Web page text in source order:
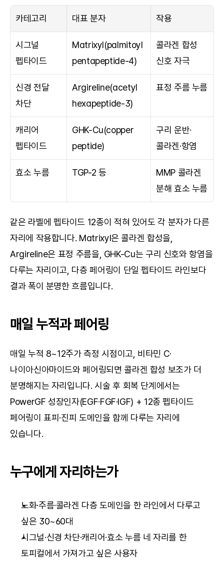
카테고리 대표 분자 작용
시그널
펩타이드
Matrixyl(palmitoyl
pentapeptide-4)
콜라겐 합성
신호 자극
신경 전달
차단
Argireline(acetyl
hexapeptide-3)
표정 주름 누름
캐리어
펩타이드
GHK-Cu(copper
peptide)
구리 운반·
콜라겐·항염
효소 누름 TGP-2 등
MMP 콜라겐
분해 효소 누름
같은 라벨에 펩타이드 12종이 적혀 있어도 각 분자가 다른
자리에 작용합니다. Matrixyl은 콜라겐 합성을,
Argireline은 표정 주름을, GHK-Cu는 구리 신호와 항염을
다루는 자리이고, 다층 페어링이 단일 펩타이드 라인보다
결과 폭이 분명한 흐름입니다.
매일 누적과 페어링
매일 누적 8~12주가 측정 시점이고, 비타민 C·
나이아신아마이드와 페어링되면 콜라겐 합성 보조가 더
분명해지는 자리입니다. 시술 후 회복 단계에서는
PowerGF 성장인자(EGF·FGF·IGF) + 12종 펩타이드
페어링이 표피·진피 도메인을 함께 다루는 자리에
있습니다.
누구에게 자리하는가
노화·주름·콜라겐 다층 도메인을 한 라인에서 다루고
싶은 30~60대
시그널·신경 차단·캐리어·효소 누름 네 자리를 한
토피컬에서 가져가고 싶은 사용자